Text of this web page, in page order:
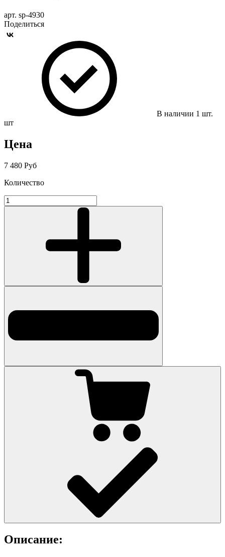
арт. sp-4930
Поделиться
В наличии 1 шт.
шт
Цена
7 480 Руб
Количество
Описание: